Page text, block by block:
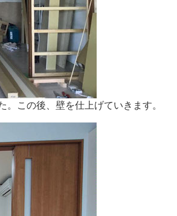
この後、壁を仕上げていきます。